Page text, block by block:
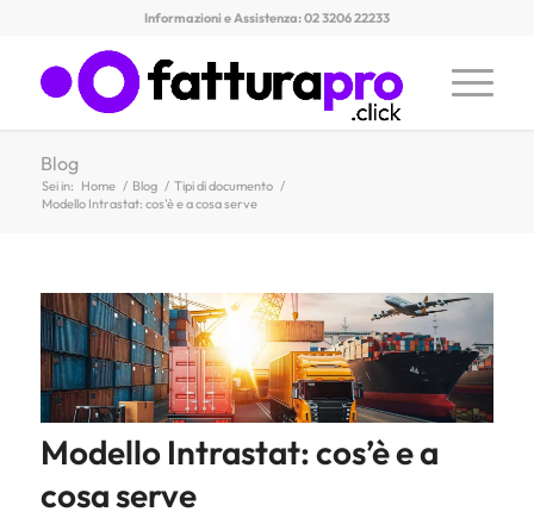
Informazioni e Assistenza: 02 3206 22233
Blog
Sei in: Home / Blog / Tipi di documento /
Modello Intrastat: cos’è e a cosa serve
Modello Intrastat: cos’è e a
cosa serve